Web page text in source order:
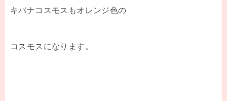
キバナコスモスもオレンジ色の
コスモスになります。